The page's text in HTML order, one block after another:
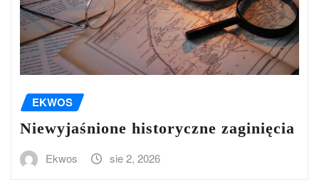
EKWOS
Niewyjaśnione historyczne zaginięcia
Ekwos sie 2, 2026